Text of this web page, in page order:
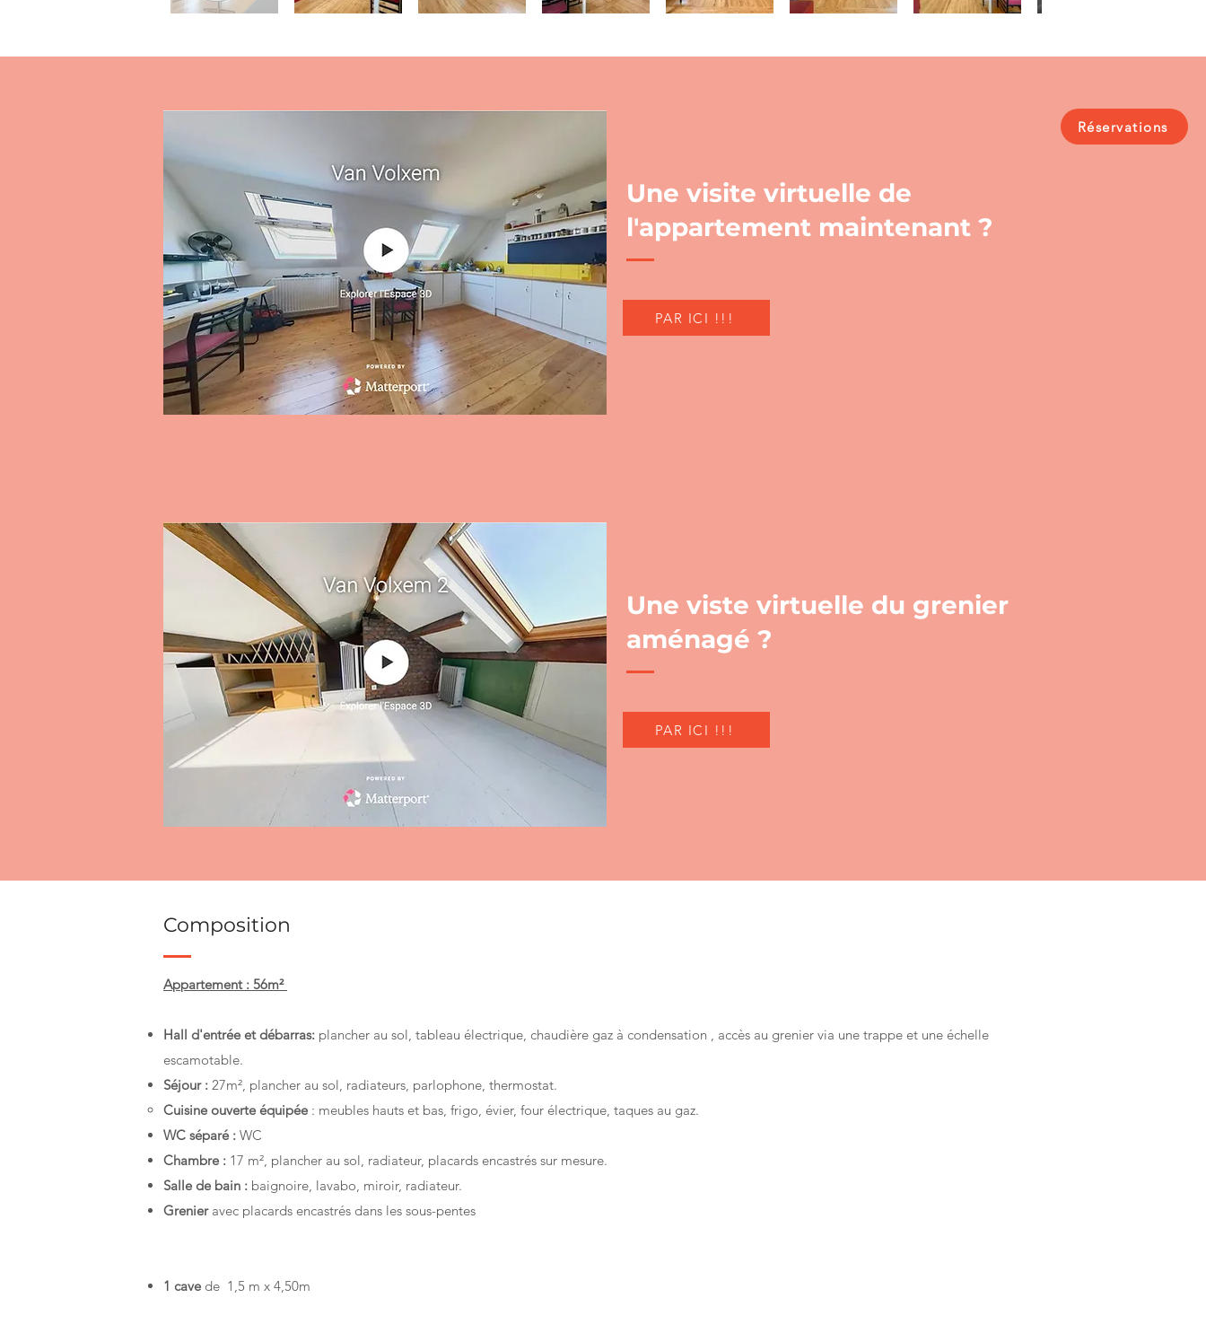
Réservations
Une visite virtuelle de
l'appartement maintenant ?
PAR ICI !!!
Une viste virtuelle du grenier
aménagé ?
PAR ICI !!!
Composition
Appartement : 56m²
Hall d'entrée et débarras: plancher au sol, tableau électrique, chaudière gaz à condensation , accès au grenier via une trappe et une échelle
escamotable.
Séjour : 27m², plancher au sol, radiateurs, parlophone, thermostat.
Cuisine ouverte équipée : meubles hauts et bas, frigo, évier, four électrique, taques au gaz.
WC séparé : WC
Chambre : 17 m², plancher au sol, radiateur, placards encastrés sur mesure.
Salle de bain : baignoire, lavabo, miroir, radiateur.
Grenieravec placards encastrés dans les sous-pentes
1 cave de 1,5 m x 4,50m